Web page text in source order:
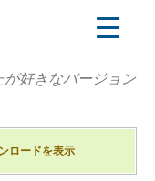
が好きなバージョン
ロードを表示